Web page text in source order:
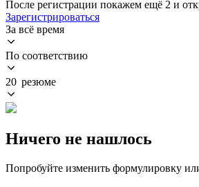
После регистрации покажем ещё 2 и
Зарегистрироваться
За всё время
По соответствию
20 резюме
Ничего не нашлось
Попробуйте изменить формулировку